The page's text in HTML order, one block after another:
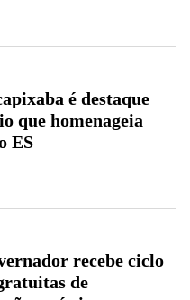
é destaque
que homenageia
ES
recebe ciclo
de